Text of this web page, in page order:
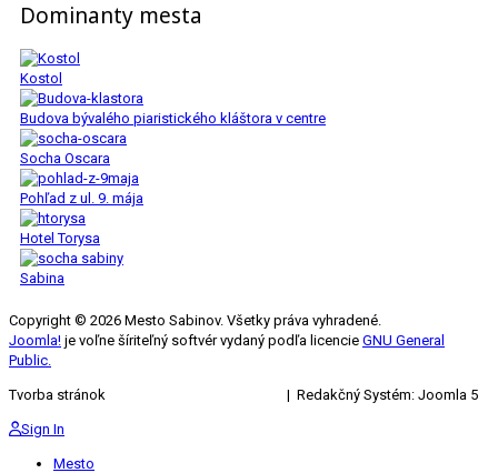
Dominanty mesta
Kostol
Budova bývalého piaristického kláštora v centre
Socha Oscara
Pohľad z ul. 9. mája
Hotel Torysa
Sabina
Copyright © 2026 Mesto Sabinov. Všetky práva vyhradené.
Joomla! je voľne šíriteľný softvér vydaný podľa licencie GNU General
Public.
Tvorba stránok | Redakčný Systém: Joomla 5
Sign In
Mesto